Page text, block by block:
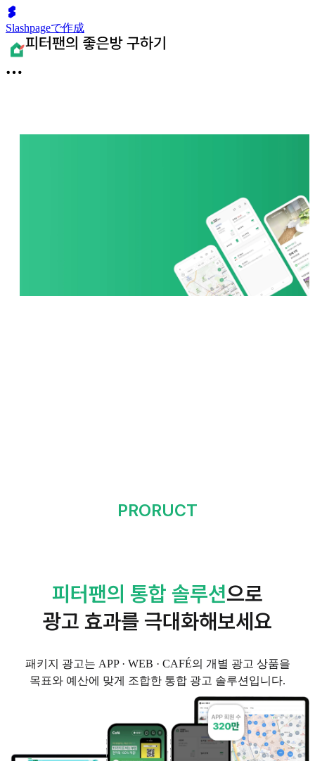
Slashpageで作成
PRORUCT
피터팬의 통합 솔루션으로
광고 효과를 극대화해보세요
패키지 광고는 APP · WEB · CAFÉ의 개별 광고 상품을
목표와 예산에 맞게 조합한 통합 광고 솔루션입니다.